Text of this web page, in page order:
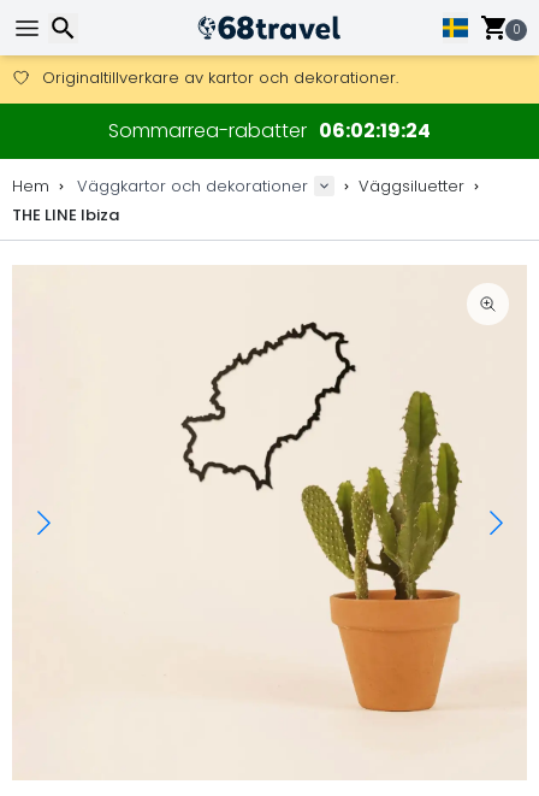
0
DHL Express över natten är också tillgängligt.
Originaltillverkare av kartor och dekorationer.
Sommarrea-rabatter 06 02 19 23
Hem Väggkartor och dekorationer
Väggsiluetter
THE LINE Ibiza
Sök